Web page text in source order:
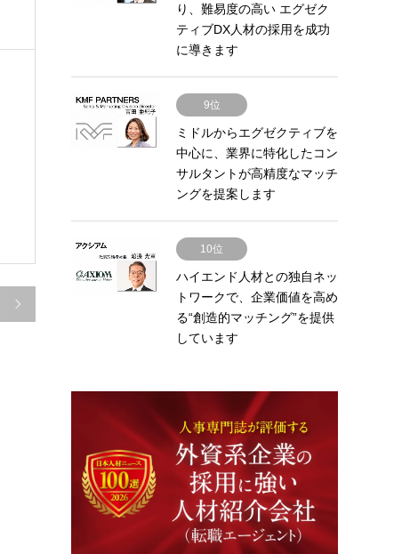

り、難易度の高い エグゼク
ティブDX人材の採用を成功
に導きます
9位
ミドルからエグゼクティブを
中心に、業界に特化したコン
サルタントが高精度なマッチ
ングを提案します
10位
ハイエンド人材との独自ネッ
トワークで、企業価値を高め
る“創造的マッチング”を提供
しています